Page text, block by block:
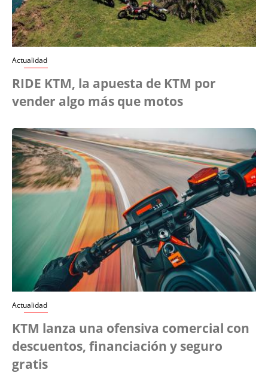
Actualidad
RIDE KTM, la apuesta de KTM por
vender algo más que motos
Actualidad
KTM lanza una ofensiva comercial con
descuentos, financiación y seguro
gratis